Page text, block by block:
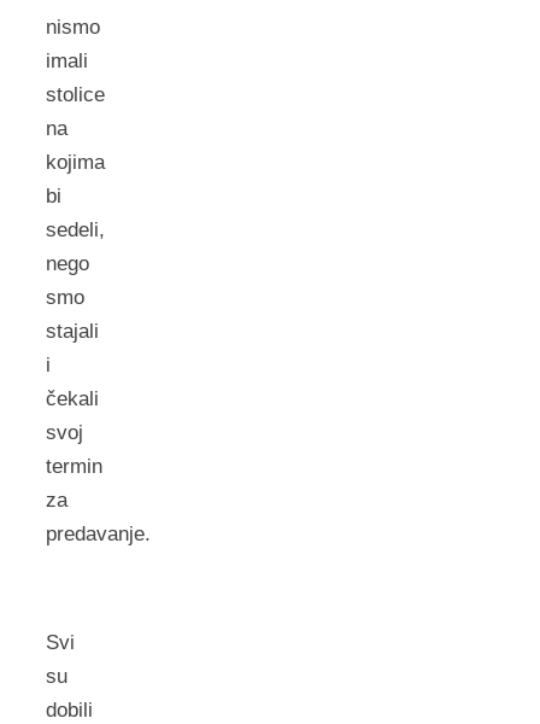
nismo
imali
stolice
na
kojima
bi
sedeli,
nego
smo
stajali
i
čekali
svoj
termin
za
predavanje.
Svi
su
dobili